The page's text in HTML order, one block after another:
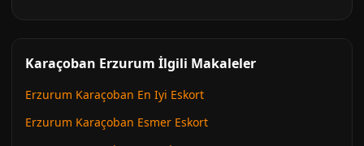
Karaçoban Erzurum İlgili Makaleler
Erzurum Karaçoban En Iyi Eskort
Erzurum Karaçoban Esmer Eskort